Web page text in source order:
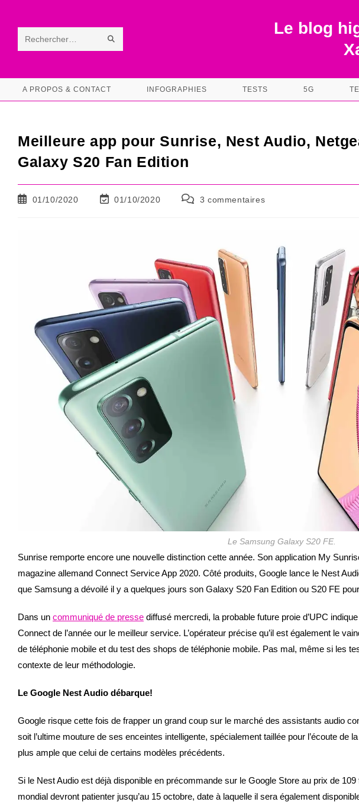
contentRechercher
ce RECHERCHE
Le blog
A PROPOS & CONTACT INFOGRAPHIES TESTS 5G
Meilleure app pour Sunrise, Nest Audio,
Galaxy S20 Fan Edition
Publication
01/10/2020
Dernière
01/10/2020
Commentaires
3 commentaires
Le Samsung Galaxy S20 FE.
Sunrise remporte encore une nouvelle distinction cette année. Son application My
magazine allemand Connect Service App 2020. Côté produits, Google lance le Nest
que Samsung a dévoilé il y a quelques jours son Galaxy S20 Fan Edition ou S20 FE
Dans un communiqué de presse diffusé mercredi, la probable future proie d’UPC
Connect de l’année our le meilleur service. L’opérateur précise qu’il est également le
de téléphonie mobile et du test des shops de téléphonie mobile. Pas mal, même si les
contexte de leur méthodologie.
Le Google Nest Audio débarque!
Google risque cette fois de frapper un grand coup sur le marché des assistants audio
soit l’ultime mouture de ses enceintes intelligente, spécialement taillée pour l’écoute de
plus ample que celui de certains modèles précédents.
Si le Nest Audio est déjà disponible en précommande sur le Google Store au prix de
mondial devront patienter jusqu’au 15 octobre, date à laquelle il sera également